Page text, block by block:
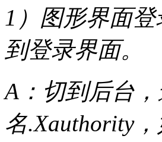
1）图形界面
到登录界面。
A：切到后台
名.Xauthority